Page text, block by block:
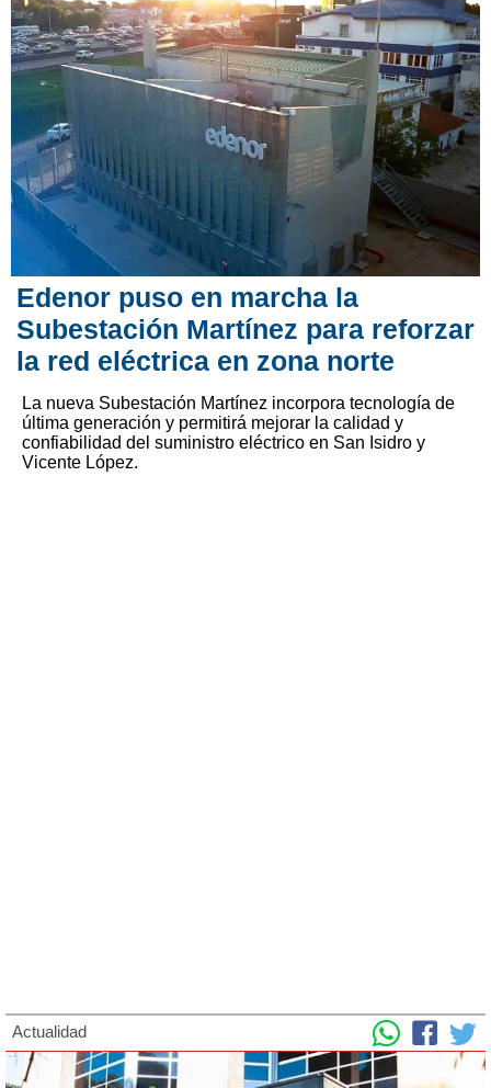
Edenor puso en marcha la
Subestación Martínez para reforzar
la red eléctrica en zona norte
La nueva Subestación Martínez incorpora tecnología de
última generación y permitirá mejorar la calidad y
confiabilidad del suministro eléctrico en San Isidro y
Vicente López.
Actualidad